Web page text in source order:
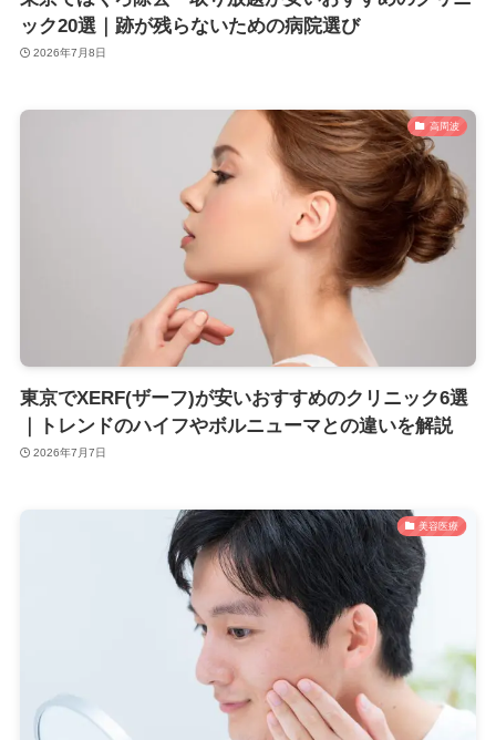
ック20選｜跡が残らないための病院選び
2026年7月8日
高周波
東京でXERF(ザーフ)が安いおすすめのクリニック6選
｜トレンドのハイフやボルニューマとの違いを解説
2026年7月7日
美容医療